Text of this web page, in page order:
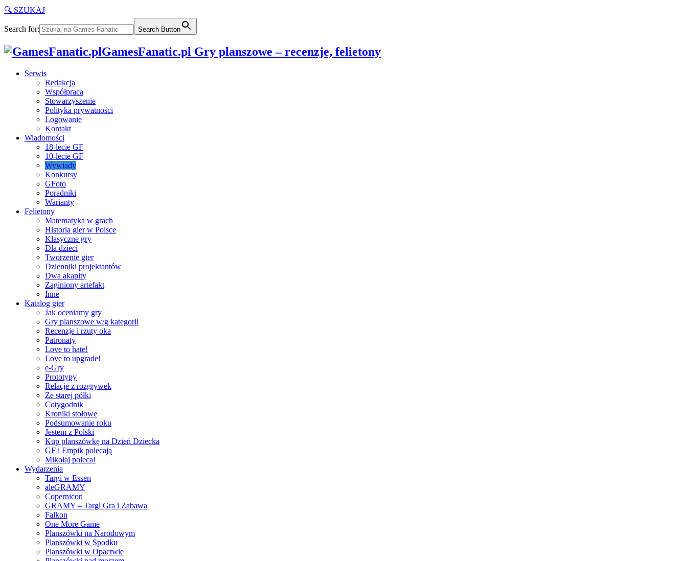
🔍 SZUKAJ
Search for: Search Button
GamesFanatic.pl Gry planszowe – recenzje, felietony
Serwis
Redakcja
Współpraca
Stowarzyszenie
Polityka prywatności
Logowanie
Kontakt
Wiadomości
18-lecie GF
10-lecie GF
Wywiady
Konkursy
GFoto
Poradniki
Warianty
Felietony
Matematyka w grach
Historia gier w Polsce
Klasyczne gry
Dla dzieci
Tworzenie gier
Dzienniki projektantów
Dwa akapity
Zaginiony artefakt
Inne
Katalog gier
Jak oceniamy gry
Gry planszowe w/g kategorii
Recenzje i rzuty oka
Patronaty
Love to hate!
Love to upgrade!
e-Gry
Prototypy
Relacje z rozgrywek
Ze starej półki
Cotygodnik
Kroniki stołowe
Podsumowanie roku
Jestem z Polski
Kup planszówkę na Dzień Dziecka
GF i Empik polecają
Mikołaj poleca!
Wydarzenia
Targi w Essen
aleGRAMY
Copernicon
GRAMY – Targi Gra i Zabawa
Falkon
One More Game
Planszówki na Narodowym
Planszówki w Spodku
Planszówki w Opactwie